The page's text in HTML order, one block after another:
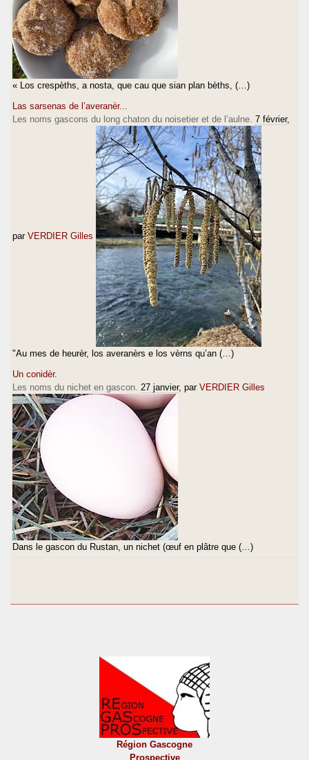
« Los crespèths, a nosta, que cau que sian plan bèths, (…)
Las sarsenas de l’averanèr...
Les noms gascons du long chaton du noisetier et de l’aulne. 7 février,
par VERDIER Gilles
"Au mes de heurèr, los averanèrs e los vèrns qu’an (…)
Un conidèr.
Les noms du nichet en gascon. 27 janvier, par VERDIER Gilles
Dans le gascon du Rustan, un nichet (œuf en plâtre que (…)
Région Gascogne
Prospective